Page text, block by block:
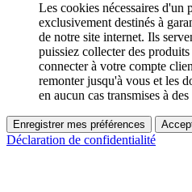
Les cookies nécessaires d'un
exclusivement destinés à
de notre site internet. Ils
puissiez collecter des
connecter à votre compte
remonter jusqu'à vous et les
en aucun cas transmises à des
Enregistrer mes préférences
Déclaration de confidentialité